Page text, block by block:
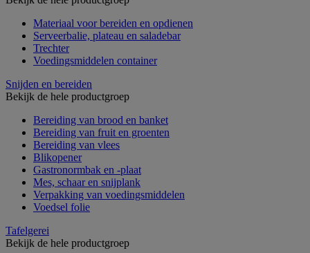
Materiaal voor bereiden en opdienen
Serveerbalie, plateau en saladebar
Trechter
Voedingsmiddelen container
Snijden en bereiden
Bekijk de hele productgroep
Bereiding van brood en banket
Bereiding van fruit en groenten
Bereiding van vlees
Blikopener
Gastronormbak en -plaat
Mes, schaar en snijplank
Verpakking van voedingsmiddelen
Voedsel folie
Tafelgerei
Bekijk de hele productgroep